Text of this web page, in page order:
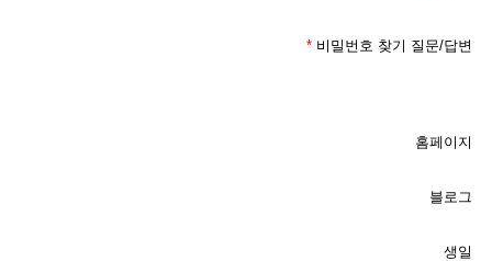
* 비밀번호 찾기 질문/답변
홈페이지
블로그
생일